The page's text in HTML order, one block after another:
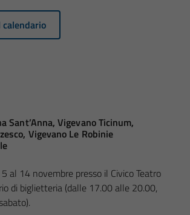
Sant’Anna, Vigevano Ticinum,
Vigevano Le Robinie
al 14 novembre presso il Civico Teatro
di biglietteria (dalle 17.00 alle 20.00,